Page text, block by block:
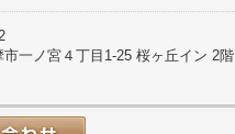
市一ノ宮４丁目1-25 桜ヶ丘イン 2階